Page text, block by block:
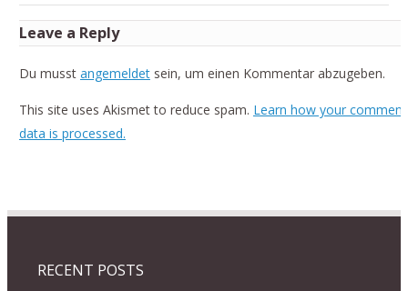
Leave a Reply
Du musst angemeldetsein, um einen Kommentar abzugeben.
This site uses Akismet to reduce spam. Learn how your comment
data is processed.
RECENT POSTS